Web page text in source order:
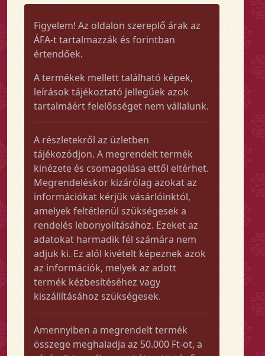
Figyelem! Az oldalon szereplő árak az
ÁFA-t tartalmazzák és forintban
értendőek.
A termékek mellett található képek,
leírások tájékoztató jellegűek azok
tartalmáért felelősséget nem vállalunk.
A részletekről az üzletben
tájékozódjon. A megrendelt termék
kinézete és csomagolása ettől eltérhet.
Megrendeléskor kizárólag azokat az
információkat kérjük vásárlóinktól,
amelyek feltétlenül szükségesek a
rendelés lebonyolításához. Ezeket az
adatokat harmadik fél számára nem
adjuk ki. Ez alól kivételt képeznek azok
az információk, melyek az adott
termék kézbesítéséhez vagy
kiszállításához szükségesek.
Amennyiben a megrendelt termék
összege meghaladja az 50.000 Ft-ot, a